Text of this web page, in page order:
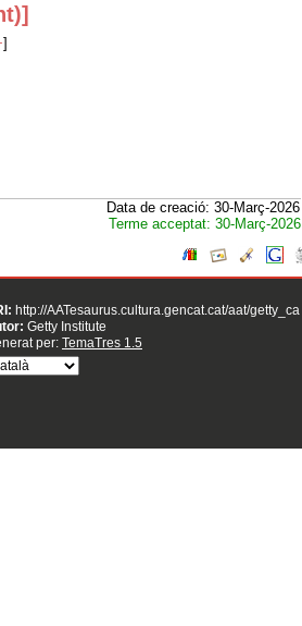
]
Data de creació: 30-Març-2026
Terme acceptat: 30-Març-2026
http://AATesaurus.cultura.gencat.cat/aat/getty_ca
Getty Institute
per: TemaTres 1.5